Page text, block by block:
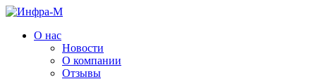
О нас
Новости
О компании
Отзывы